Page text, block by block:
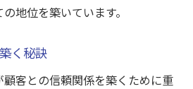
地位を築いています。
く秘訣
客との信頼関係を築くために重